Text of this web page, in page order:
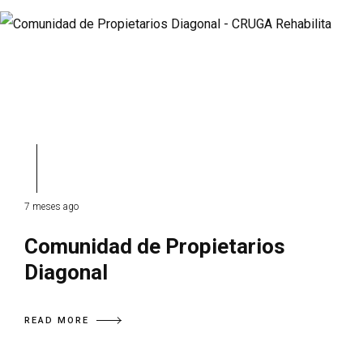
7 meses ago
Comunidad de Propietarios
Diagonal
READ MORE